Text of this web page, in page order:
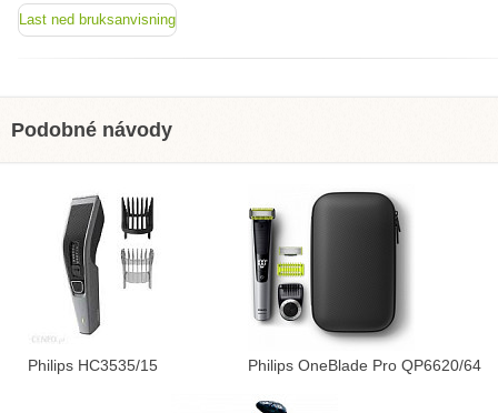
Last ned bruksanvisning
Podobné návody
Philips HC3535/15 Philips OneBlade Pro QP6620/64